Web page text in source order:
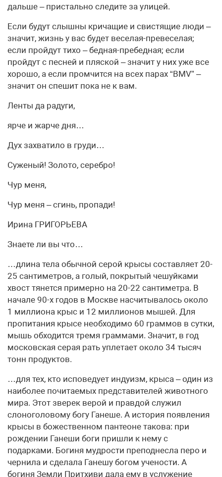
дальше – пристально следите за улицей.
Если будут слышны кричащие и свистящие люди –
значит, жизнь у вас будет веселая-превеселая;
если пройдут тихо – бедная-пребедная; если
пройдут с песней и пляской – значит у них уже все
хорошо, а если промчится на всех парах “BMV” –
значит он спешит пока не к вам.
Ленты да радуги,
ярче и жарче дня…
Дух захватило в груди…
Суженый! Золото, серебро!
Чур меня,
Чур меня – сгинь, пропади!
Ирина ГРИГОРЬЕВА
Знаете ли вы что…
…длина тела обычной серой крысы составляет 20-
25 сантиметров, а голый, покрытый чешуйками
хвост тянется примерно на 20-22 сантиметра. В
начале 90-х годов в Москве насчитывалось около
1 миллиона крыс и 12 миллионов мышей. Для
пропитания крысе необходимо 60 граммов в сутки,
мышь обходится тремя граммами. Значит, в год
московская серая рать уплетает около 34 тысяч
тонн продуктов.
…для тех, кто исповедует индуизм, крыса – один из
наиболее почитаемых представителей животного
мира. Этот зверек верой и правдой служил
слоноголовому богу Ганеше. А история появления
крысы в божественном пантеоне такова: при
рождении Ганеши боги пришли к нему с
подарками. Богиня мудрости преподнесла перо и
чернила и сделала Ганешу богом учености. А
богиня Земли Притхиви дала ему в услужение